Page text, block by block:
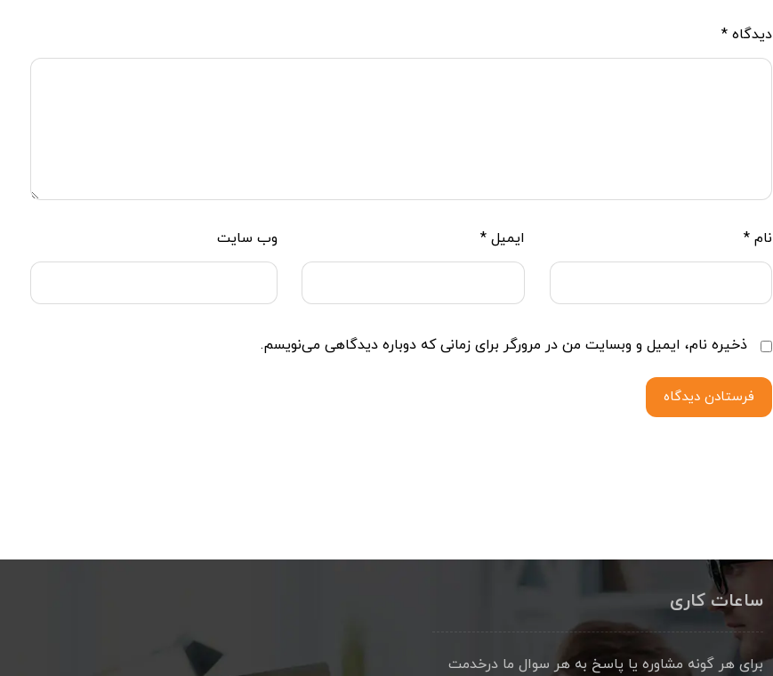
دیدگاه*
نام* ایمیل* وب‌ سایت
ذخیره نام، ایمیل و وبسایت من در مرورگر برای زمانی که دوباره دیدگاهی می‌نویسم.
فرستادن دیدگاه
ساعات کاری
برای هر گونه مشاوره یا پاسخ به هر سوال ما درخدمت